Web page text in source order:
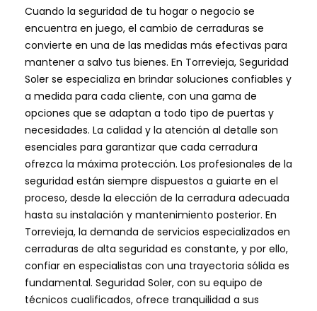
Cuando la seguridad de tu hogar o negocio se
encuentra en juego, el cambio de cerraduras se
convierte en una de las medidas más efectivas para
mantener a salvo tus bienes. En Torrevieja, Seguridad
Soler se especializa en brindar soluciones confiables y
a medida para cada cliente, con una gama de
opciones que se adaptan a todo tipo de puertas y
necesidades. La calidad y la atención al detalle son
esenciales para garantizar que cada cerradura
ofrezca la máxima protección. Los profesionales de la
seguridad están siempre dispuestos a guiarte en el
proceso, desde la elección de la cerradura adecuada
hasta su instalación y mantenimiento posterior. En
Torrevieja, la demanda de servicios especializados en
cerraduras de alta seguridad es constante, y por ello,
confiar en especialistas con una trayectoria sólida es
fundamental. Seguridad Soler, con su equipo de
técnicos cualificados, ofrece tranquilidad a sus